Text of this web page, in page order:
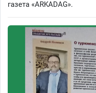
газета «ARKADAG».